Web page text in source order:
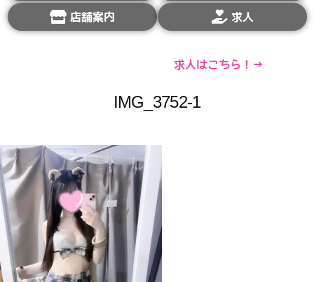
店舗案内 求人
求人はこちら！→
IMG_3752-1